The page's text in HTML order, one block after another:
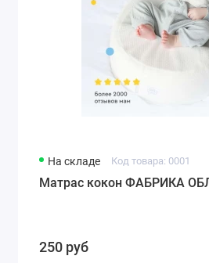
На складе Код товара: 0001
Матрас кокон ФАБРИКА
250 руб